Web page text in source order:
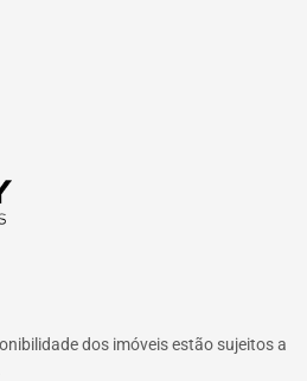
dos imóveis estão sujeitos a